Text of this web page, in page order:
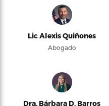
Lic Alexis Quiñones
Abogado
Dra. Bárbara D. Barros